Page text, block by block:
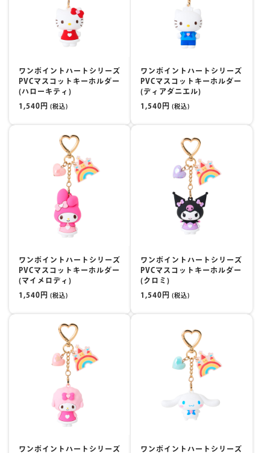
ワンポイントハートシリーズ
PVCマスコットキーホルダー
(ハローキティ)
1,540円 (税込)
ワンポイントハートシリーズ
PVCマスコットキーホルダー
(ディアダニエル)
1,540円 (税込)
ワンポイントハートシリーズ
PVCマスコットキーホルダー
(マイメロディ)
1,540円 (税込)
ワンポイントハートシリーズ
PVCマスコットキーホルダー
(クロミ)
1,540円 (税込)
ワンポイントハートシリーズ
ワンポイントハートシリーズ